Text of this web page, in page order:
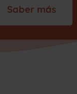
Saber más